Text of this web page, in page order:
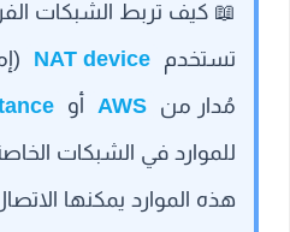
📖 كيف تربط الشبكات
تستخدم
NAT device
مُدار من AWS أو
للموارد في الشبكات
هذه الموارد يمكنها